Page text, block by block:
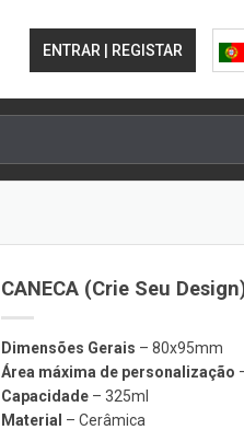
ENTRAR | REGISTAR
CANECA (crie Seu
Dimensões Gerais – 80x95mm
Área máxima de personalização
Capacidade– 325ml
Material – Cerâmica